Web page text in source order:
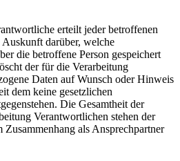
erteilt jeder betroffenen
darüber, welche
die betroffene Person gespeichert
der für die Verarbeitung
Daten auf Wunsch oder Hinweis
dem keine gesetzlichen
Die Gesamtheit der
Verantwortlichen stehen der
Zusammenhang als Ansprechpartner